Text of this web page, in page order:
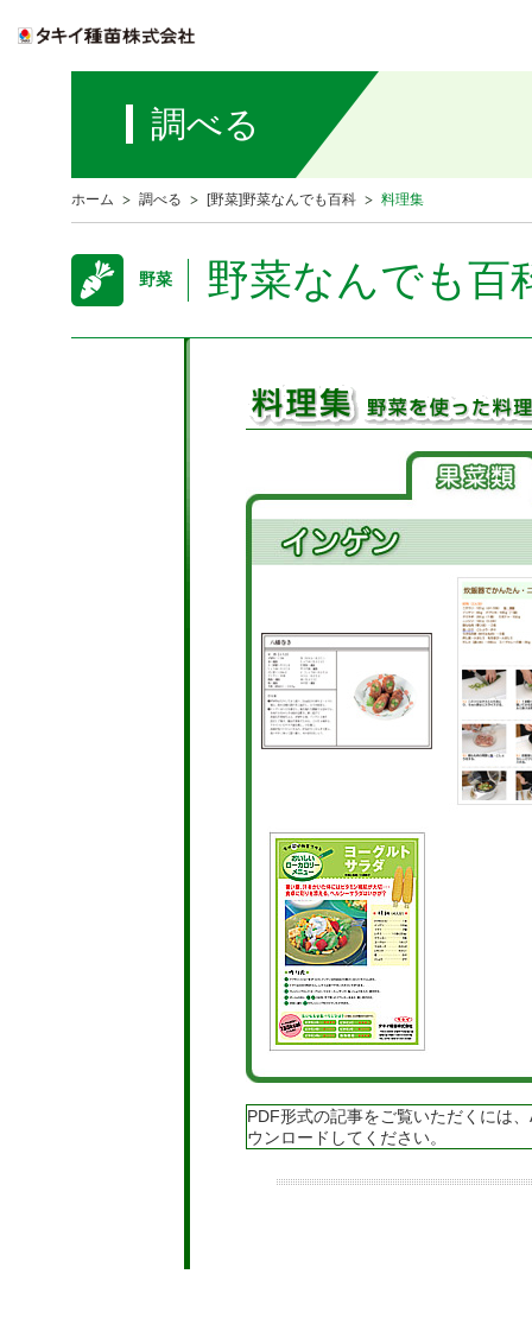
調べる
ホーム 調べる [野菜]野菜なんでも百科 料理集
野菜 野菜なんでも百
PDF形式の記事をご覧いただくには
ウンロードしてください。